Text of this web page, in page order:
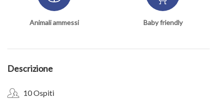
Animali ammessi Baby friendly
Descrizione
10 Ospiti